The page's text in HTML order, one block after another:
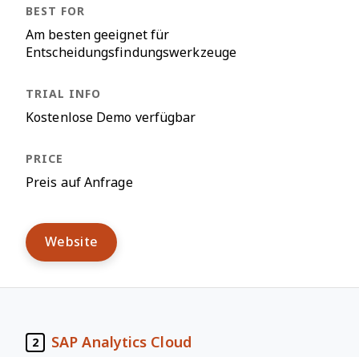
Am besten geeignet für
Entscheidungsfindungswerkzeuge
Kostenlose Demo verfügbar
Preis auf Anfrage
Website
2 SAP Analytics Cloud